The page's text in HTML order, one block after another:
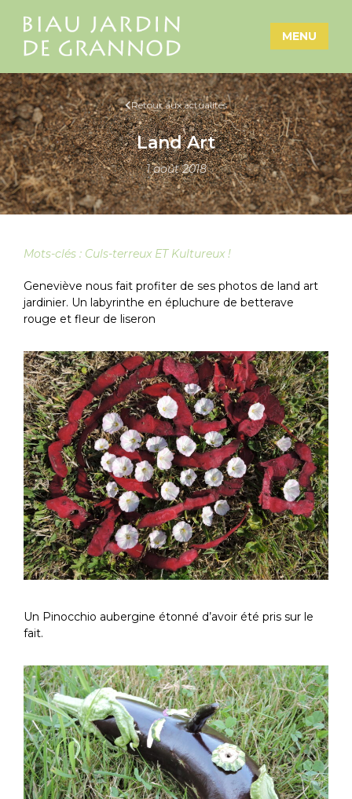
MENU
Retour aux actualités
Land Art
1 août 2018
Mots-clés : Culs-terreux ET Kultureux !
Geneviève nous fait profiter de ses photos de land art
jardinier. Un labyrinthe en épluchure de betterave
rouge et fleur de liseron
Un Pinocchio aubergine étonné d’avoir été pris sur le
fait.